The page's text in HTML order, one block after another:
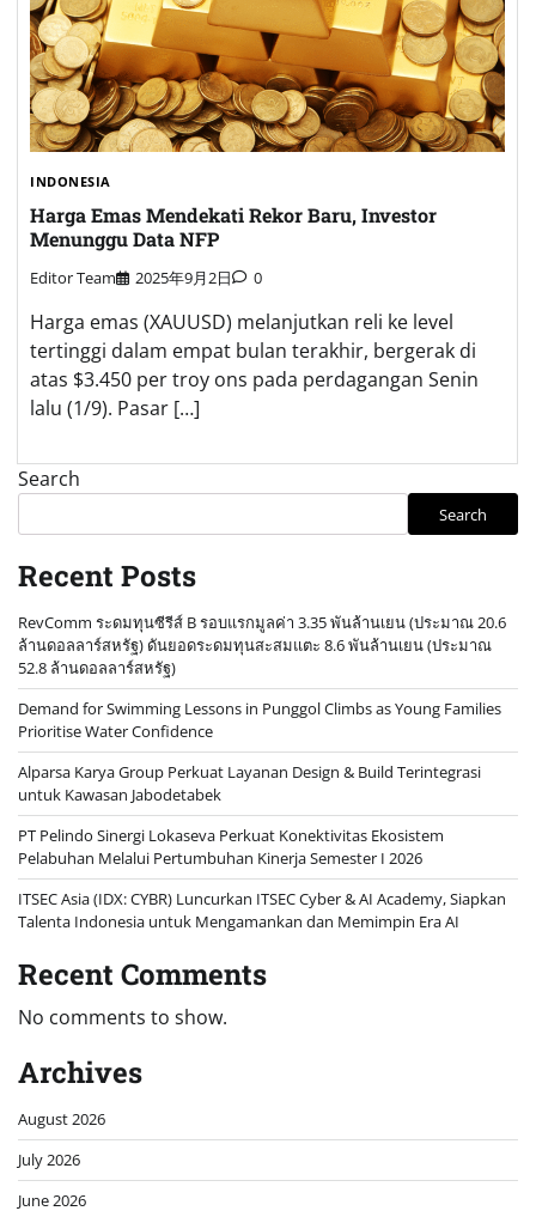
INDONESIA
Harga Emas Mendekati Rekor Baru, Investor
Menunggu Data NFP
Editor Team 2025年9月2日 0
Harga emas (XAUUSD) melanjutkan reli ke level
tertinggi dalam empat bulan terakhir, bergerak di
atas $3.450 per troy ons pada perdagangan Senin
lalu (1/9). Pasar […]
Search
Search
Recent Posts
RevComm ระดมทุนซีรีส์ B รอบแรกมูลค่า 3.35 พันล้านเยน (ประมาณ 20.6
ล้านดอลลาร์สหรัฐ) ดันยอดระดมทุนสะสมแตะ 8.6 พันล้านเยน (ประมาณ
52.8 ล้านดอลลาร์สหรัฐ)
Demand for Swimming Lessons in Punggol Climbs as Young Families
Prioritise Water Confidence
Alparsa Karya Group Perkuat Layanan Design & Build Terintegrasi
untuk Kawasan Jabodetabek
PT Pelindo Sinergi Lokaseva Perkuat Konektivitas Ekosistem
Pelabuhan Melalui Pertumbuhan Kinerja Semester I 2026
ITSEC Asia (IDX: CYBR) Luncurkan ITSEC Cyber & AI Academy, Siapkan
Talenta Indonesia untuk Mengamankan dan Memimpin Era AI
Recent Comments
No comments to show.
Archives
August 2026
July 2026
June 2026